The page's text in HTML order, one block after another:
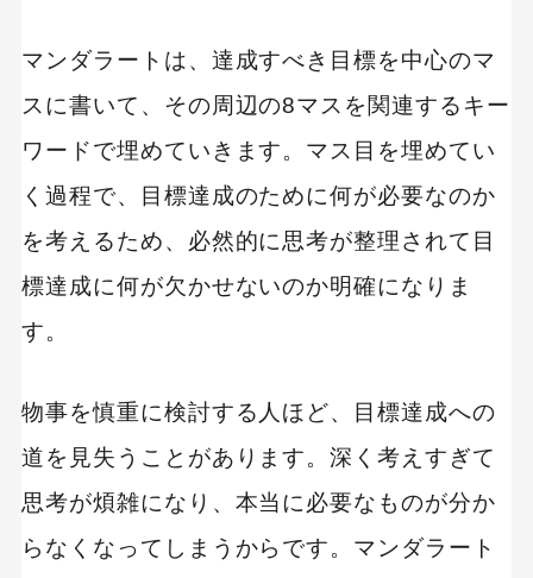
マンダラートは、達成すべき目標を中心のマ
スに書いて、その周辺の8マスを関連するキー
ワードで埋めていきます。マス目を埋めてい
く過程で、目標達成のために何が必要なのか
を考えるため、必然的に思考が整理されて目
標達成に何が欠かせないのか明確になりま
す。
物事を慎重に検討する人ほど、目標達成への
道を見失うことがあります。深く考えすぎて
思考が煩雑になり、本当に必要なものが分か
らなくなってしまうからです。マンダラート